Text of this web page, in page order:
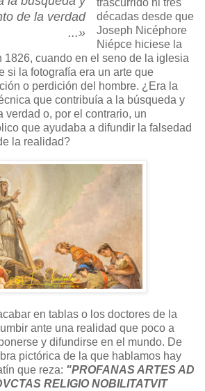
de la verdad
...»
trascurrido ni tres
décadas desde que
Joseph Nicéphore
Niépce hiciese la
1826, cuando en el seno de la iglesia
si la fotografía era un arte que
o perdición del hombre. ¿Era la
que contribuía a la búsqueda y
verdad o, por el contrario, un
que ayudaba a difundir la falsedad
la realidad?
en tablas o los doctores de la
ante una realidad que poco a
y difundirse en el mundo. De
pictórica de la que hablamos hay
que reza: "PROFANAS ARTES AD
RELIGIO NOBILITATVIT